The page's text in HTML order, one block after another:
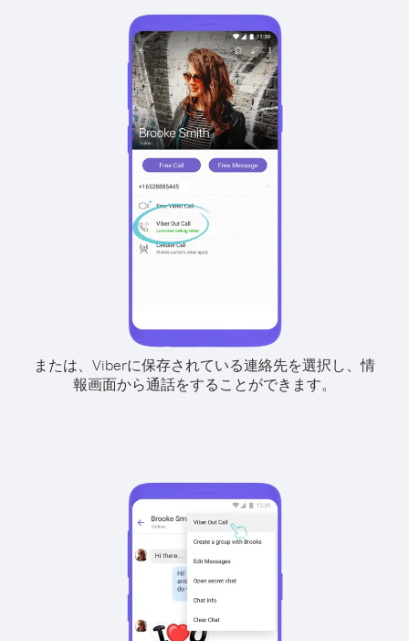
または、Viberに保存されている連絡先を選択し、情
報画面から通話をすることができます。